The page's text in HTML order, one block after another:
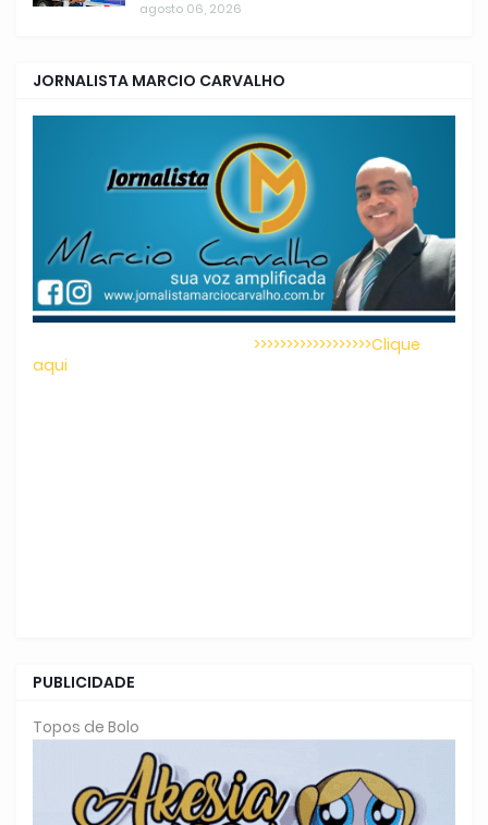
agosto 06, 2026
JORNALISTA MARCIO CARVALHO
>>>>>>>>>>>>>>>>>>Clique
aqui
PUBLICIDADE
Topos de Bolo